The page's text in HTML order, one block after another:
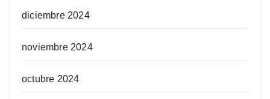
diciembre 2024
noviembre 2024
octubre 2024